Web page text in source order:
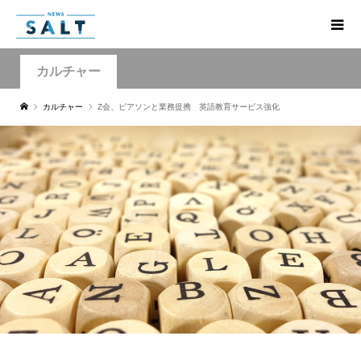
カルチャー
カルチャー Z会、ピアソンと業務提携 英語教育サービス強化